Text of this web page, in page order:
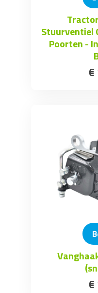
Stuurventiel
Poorten -
€
€